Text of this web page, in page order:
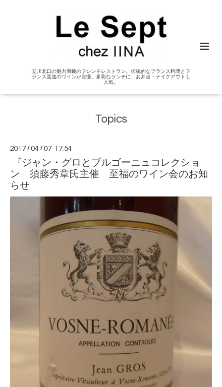
立川北口の魅力満載のフレンチレストラン。伝統的なフランス料理とフ
ランス直送のワインが自慢。多彩なランチに、お弁当・テイクアウトも
人気。
Topics
2017 /04 /07 17:54
『ジャン・グロとブルゴーニュコレクショ
ン 須藤秀章氏主催 至福のワイン会のお知
らせ